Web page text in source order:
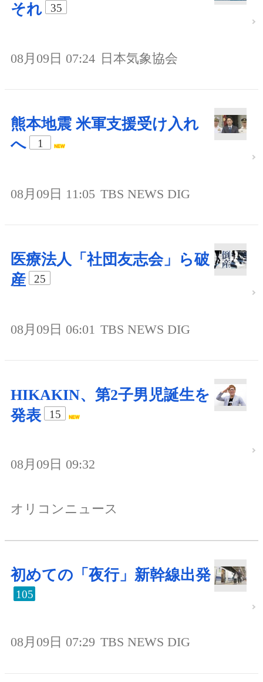
それ 35
08月09日 07:24 日本気象協会
熊本地震 米軍支援受け入れ
へ
1
08月09日 11:05 TBS NEWS DIG
医療法人「社団友志会」ら破
産
25
08月09日 06:01 TBS NEWS DIG
HIKAKIN、第2子男児誕生を
発表
15
08月09日 09:32
オリコンニュース
初めての「夜行」新幹線出発
105
08月09日 07:29 TBS NEWS DIG